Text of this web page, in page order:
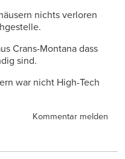
nichts verloren
Crans-Montana dass
sind.
war nicht High-Tech
Kommentar melden